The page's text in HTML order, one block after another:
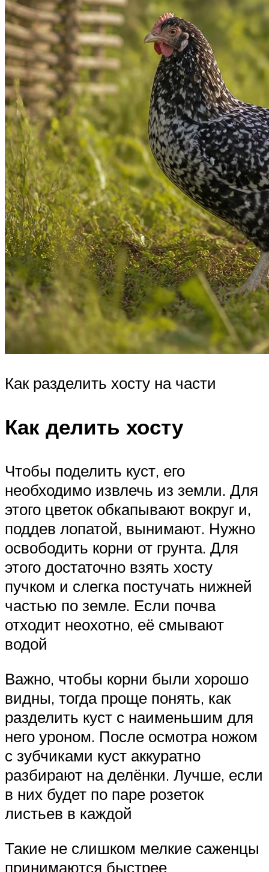
Как разделить хосту на части
Как делить хосту
Чтобы поделить куст, его
необходимо извлечь из земли. Для
этого цветок обкапывают вокруг и,
поддев лопатой, вынимают. Нужно
освободить корни от грунта. Для
этого достаточно взять хосту
пучком и слегка постучать нижней
частью по земле. Если почва
отходит неохотно, её смывают
водой
Важно, чтобы корни были хорошо
видны, тогда проще понять, как
разделить куст с наименьшим для
него уроном. После осмотра ножом
с зубчиками куст аккуратно
разбирают на делёнки. Лучше, если
в них будет по паре розеток
листьев в каждой
Такие не слишком мелкие саженцы
принимаются быстрее